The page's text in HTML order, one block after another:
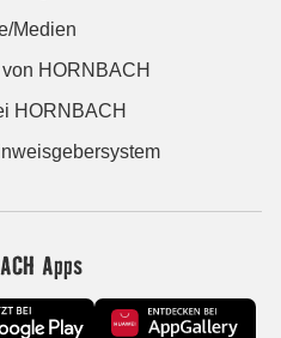
Medien
HORNBACH
HORNBACH
Apps